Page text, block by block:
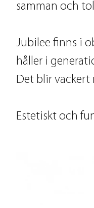
samman och
Jubilee finns i
håller i
Det blir
Estetiskt och